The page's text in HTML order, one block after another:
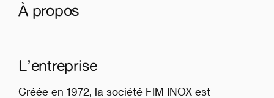
À propos
L’entreprise
Créée en 1972, la société FIM INOX est